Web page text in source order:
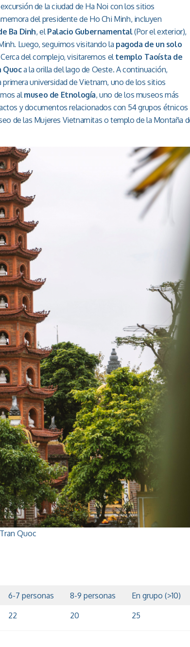
de la ciudad de Ha Noi con los sitios
del presidente de Ho Chi Minh, incluyen
Ba Dinh, elPalacio Gubernamental(Por el exterior),
Luego, seguimos visitando la pagoda de un solo
del complejo, visitaremos eltemplo Taoísta de
Quoca la orilla del lago de Oeste. A continuación,
universidad de Vietnam, uno de los sitios
almuseo de Etnología, uno de los museos más
y documentos relacionados con 54 grupos étnicos
de las Mujeres Vietnamitas o templo de la Montaña
Quoc
6-7 personas 8-9 personas En grupo (>10)
22 20 25